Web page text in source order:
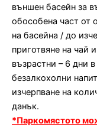
външен басейн за
обособена част от
на басейна / до
приготвяне на чай
възрастни – 6 дни
безалкохолни
изчерпване на
данък.
*Паркомястото